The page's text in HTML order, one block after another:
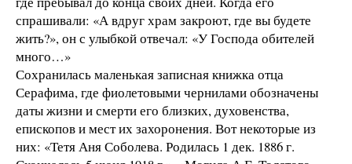
спрашивали: «А вдруг храм закроют, где вы будете
жить?», он с улыбкой отвечал: «У Господа обителей
много…»
Сохранилась маленькая записная книжка отца
Серафима, где фиолетовыми чернилами обозначены
даты жизни и смерти его близких, духовенства,
епископов и мест их захоронения. Вот некоторые из
них: «Тетя Аня Соболева. Родилась 1 дек. 1886 г.